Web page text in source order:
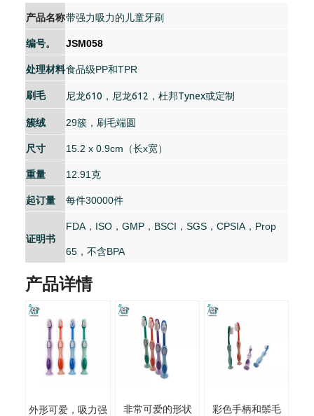
产品名称带强力吸力的儿童牙刷
编号。 JSM058
处理材料食品级PP和TPR
刷毛 尼龙610，尼龙612，杜邦Tynex或定制
簇绒 29簇，刷毛端圆
尺寸 15.2 x 0.9cm（长x宽）
重量 12.91克
起订量 每件30000件
证明书
FDA，ISO，GMP，BSCI，SGS，CPSIA，Prop
65，不含BPA
产品详情
外形可爱，吸力强 非常可爱的形状 彩色手柄和鬃毛